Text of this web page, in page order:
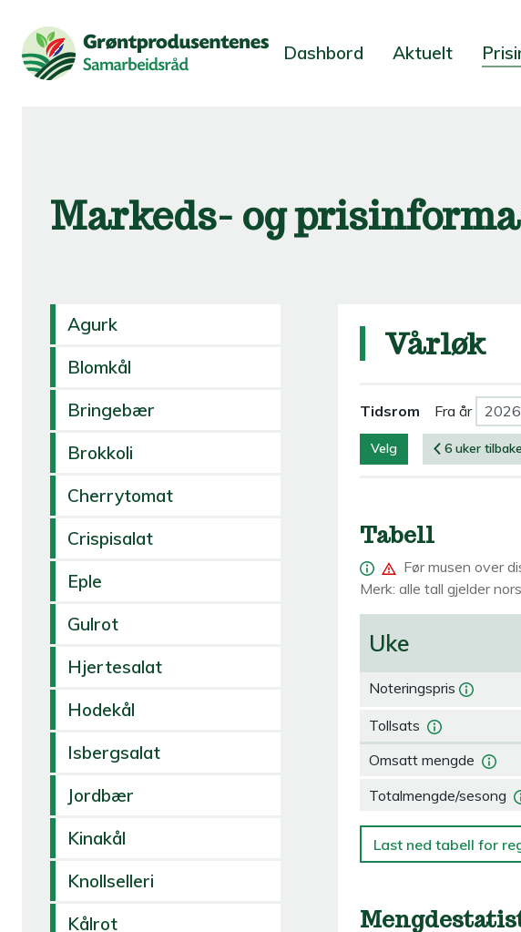
Dashbord Aktuelt
Markeds- og
Agurk
Blomkål
Bringebær
Brokkoli
Cherrytomat
Crispisalat
Eple
Gulrot
Hjertesalat
Hodekål
Isbergsalat
Jordbær
Kinakål
Knollselleri
Kålrot
Vårløk
Tidsrom Fra år
Velg 6 uker tilbake
Tabell
Før musen over
Merk: alle tall gjelder
Uke
Noteringspris
Tollsats
Omsatt mengde
Totalmengde/sesong
Last ned tabell for